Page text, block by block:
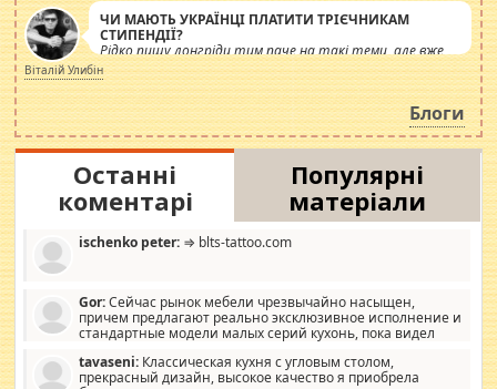
ЧИ МАЮТЬ УКРАЇНЦІ ПЛАТИТИ ТРІЄЧНИКАМ
СТИПЕНДІЇ?
Рідко пишу лонгріди тим паче на такі теми, але вже
просто дістало! Обурюють сьогоднішні інсенуації
навколо стипендіального питання. Штучно
роздувається ще одна соціальна катастрофа.
Віталій Улибін
Блоги
Останні
коментарі
Популярні
матеріали
ischenko peter: ⇒ blts-tattoo.com
Gor:Сейчас рынок мебели чрезвычайно насыщен,
причем предлагают реально эксклюзивное исполнение и
стандартные модели малых серий кухонь, пока видел
стандартные формы, в MebelOk, креативненько и что главное -
со вкусом все в порядке, без ненужных наворотов удорожающих
tavaseni: Классическая кухня с угловым столом,
прекрасный дизайн, высокое качество я приобрела